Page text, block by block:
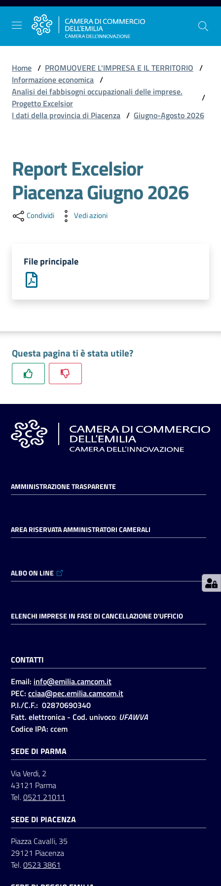
Vai al contenuto
Vai alla navigazione
Vai al footer
La
Camera
Gestire
l'impresa
Promuovere
territorio
Tutelare
Consumatore
in
on line
on line
Registrati
Seguici
su
Home / PROMUOVERE L'IMPRESA E IL TERRITORIO /
Informazione economica /
Analisi dei fabbisogni occupazionali delle imprese.
Progetto Excelsior
/
I dati della provincia di Piacenza / Giugno-Agosto 2026
Report Excelsior
Piacenza Giugno 2026
Condividi Vedi azioni
File principale
Questa pagina ti è stata utile?
AMMINISTRAZIONE TRASPARENTE
AREA RISERVATA AMMINISTRATORI CAMERALI
ALBO ON LINE
ELENCHI IMPRESE IN FASE DI CANCELLAZIONE D'UFFICIO
CONTATTI
Email: info@emilia.camcom.it
PEC: cciaa@pec.emilia.camcom.it
P.I./C.F.: 02870690340
Fatt. elettronica - Cod. univoco: UFAWVA
Codice IPA: ccem
SEDE DI PARMA
Via Verdi, 2
43121 Parma
Tel.0521 21011
SEDE DI PIACENZA
Piazza Cavalli, 35
29121 Piacenza
Tel.0523 3861